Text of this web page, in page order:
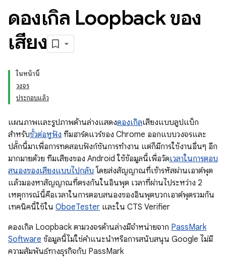
ดองเกิล Loopback ของ
เสียง
ในหน้านี้
วงจร
ประกอบแล้ว
แผนภาพและรูปภาพด้านล่างแสดงดองเกิลเสียงแบบลูปแบ็ก
สำหรับขั้วต่อหูฟัง ทีมฮาร์ดแวร์ของ Chrome ออกแบบวงจรและ
ปลั๊กนี้มาเพื่อการทดสอบฟังก์ชันการทำงาน แต่ก็มีการใช้งานอื่นๆ อีก
มากมายด้วย ทีมเสียงของ Android ใช้ข้อมูลนี้เพื่อวัดเวลาในการตอบ
สนองของเสียงแบบไปกลับ โดยส่งสัญญาณที่เข้ารหัสผ่านเอาต์พุต
แล้วมองหาสัญญาณที่ตรงกันในอินพุต เวลาที่ผ่านไประหว่าง 2
เหตุการณ์นี้คือเวลาในการตอบสนองของอินพุตบวกเอาต์พุตรวมกัน
เทคนิคนี้ใช้ใน OboeTester และใน CTS Verifier
ดองเกิล Loopback ตามวงจรด้านล่างมีจำหน่ายจาก PassMark
Software ข้อมูลนี้ไม่ใช่คำแนะนำหรือการสนับสนุน Google ไม่มี
ความสัมพันธ์ทางธุรกิจกับ PassMark